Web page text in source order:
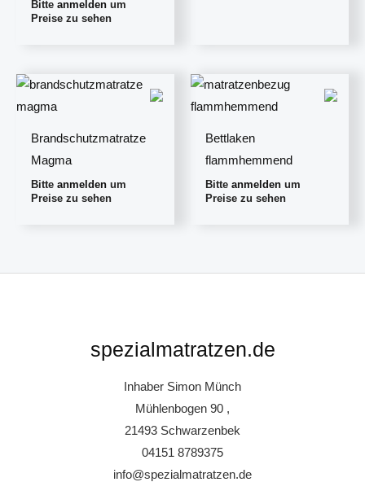
Bitte anmeldenum
Preise zu sehen
Brandschutzmatratze
Magma
Bitte anmeldenum
Preise zu sehen
Bettlaken
flammhemmend
Bitte anmeldenum
Preise zu sehen
spezialmatratzen.de
Inhaber Simon Münch
Mühlenbogen 90 ,
21493 Schwarzenbek
04151 8789375
info@spezialmatratzen.de